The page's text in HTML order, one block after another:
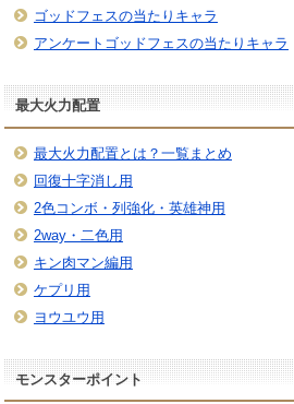
ゴッドフェスの当たりキャラ
アンケートゴッドフェスの当たりキャラ
最大火力配置
最大火力配置とは？一覧まとめ
回復十字消し用
2色コンボ・列強化・英雄神用
2way・二色用
キン肉マン編用
ケプリ用
ヨウユウ用
モンスターポイント